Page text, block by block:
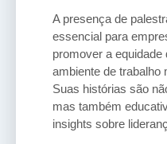
A presença de
essencial para
promover a
ambiente de trabalho
Suas histórias são
mas também
insights sobre